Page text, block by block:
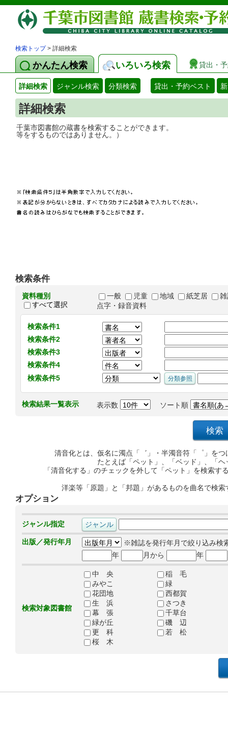
検索トップ> 詳細検索
かんたん検索 いろいろ検索 貸出・
詳細検索 ジャンル検索 分類検索 貸出・予約ベスト
詳細検索
千葉市図書館の蔵書を検索することがで
等をするものではありません。）
検索条件
資料種別
すべて選択
一般 児童 地域 紙芝居
点字・録音資料
検索条件1
検索条件2
検索条件3
検索条件4
検索条件5
検索結果一覧表示 表示数 ソート順
清音化とは、仮名に濁点「゛」・半濁音符「゜」を
たとえば「ペット」、「ベッド」、「
「清音化する」のチェックを外して「ペット」を検索
洋楽等「原題」と「邦題」があるものを曲名で検
オプション
ジャンル指定
出版／発行年月
※雑誌を発行年月で絞り込み検
年
月から 年
検索対象図書館
中 央
稲 毛
みやこ
緑
花団地
西都賀
生 浜
さつき
幕 張
千草台
緑が丘
磯 辺
更 科
若 松
桜 木